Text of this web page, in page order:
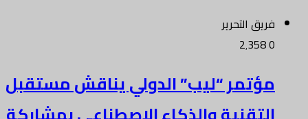
فريق التحرير
0
مؤتمر “ليب” الدولي يناقش مستقبل